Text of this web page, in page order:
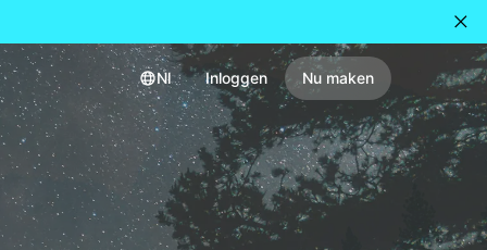
Nl Inloggen Nu maken